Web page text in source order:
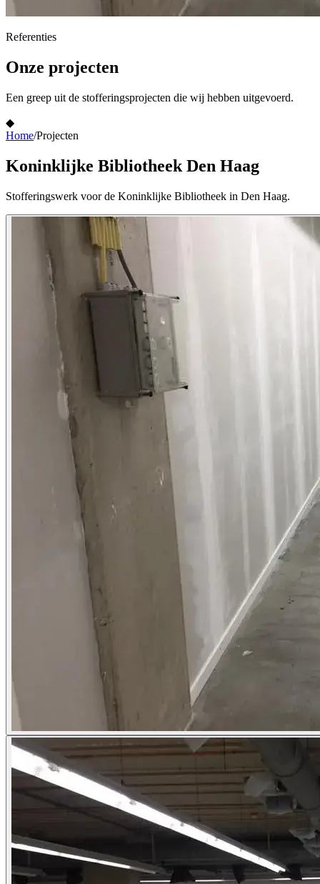
Referenties
Onze projecten
Een greep uit de stofferingsprojecten die wij hebben uitgevoerd.
◆
Home/Projecten
Koninklijke Bibliotheek Den Haag
Stofferingswerk voor de Koninklijke Bibliotheek in Den Haag.